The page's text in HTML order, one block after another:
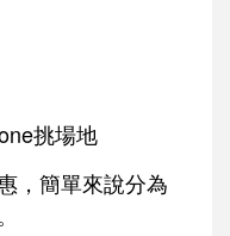
挑場地
，簡單來說分為